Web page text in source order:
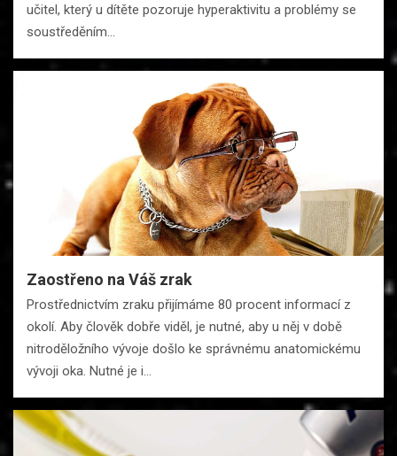
učitel, který u dítěte pozoruje hyperaktivitu a problémy se
soustředěním…
Zaostřeno na Váš zrak
Prostřednictvím zraku přijímáme 80 procent informací z
okolí. Aby člověk dobře viděl, je nutné, aby u něj v době
nitroděložního vývoje došlo ke správnému anatomickému
vývoji oka. Nutné je i…